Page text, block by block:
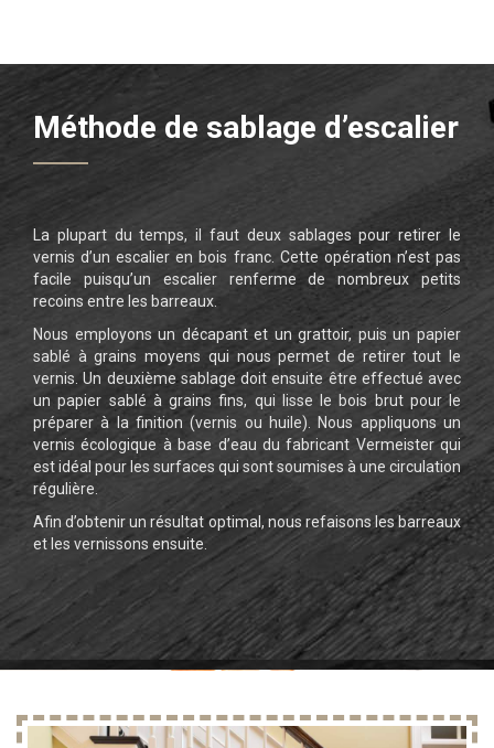
Méthode de sablage d’escalier
La plupart du temps, il faut deux sablages pour retirer le
vernis d’un escalier en bois franc. Cette opération n’est pas
facile puisqu’un escalier renferme de nombreux petits
recoins entre les barreaux.
Nous employons un décapant et un grattoir, puis un papier
sablé à grains moyens qui nous permet de retirer tout le
vernis. Un deuxième sablage doit ensuite être effectué avec
un papier sablé à grains fins, qui lisse le bois brut pour le
préparer à la finition (vernis ou huile). Nous appliquons un
vernis écologique à base d’eau du fabricant Vermeister qui
est idéal pour les surfaces qui sont soumises à une circulation
régulière.
Afin d’obtenir un résultat optimal, nous refaisons les barreaux
et les vernissons ensuite.